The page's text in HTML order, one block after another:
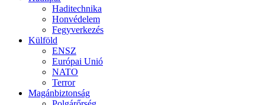
Haditechnika
Honvédelem
Fegyverkezés
Külföld
ENSZ
Európai Unió
NATO
Terror
Magánbiztonság